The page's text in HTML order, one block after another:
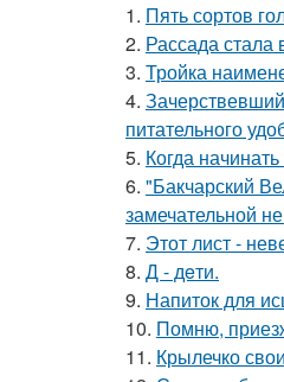
1. Пять сортов
2. Рассада стала
3. Тройка
4.
питательного
5. Когда
6. "Бакчарский
замечательной
7. Этот лист -
8. Д - дeти.
9. Напиток для
10. Помню,
11. Крылечко